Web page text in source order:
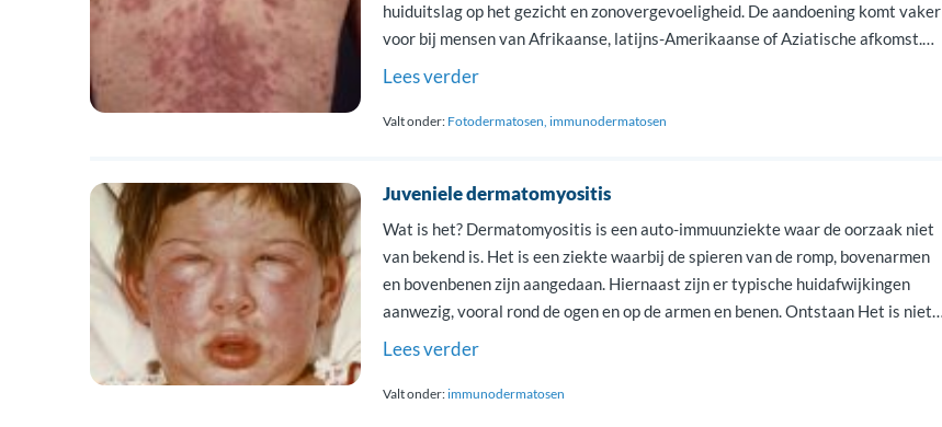
huiduitslag op het gezicht en zonovergevoeligheid. De aandoening komt vaker
voor bij mensen van Afrikaanse, latijns-Amerikaanse of Aziatische afkomst.
Ontstaan De verschijnselen ontstaan door een afweerreactie van het lichaam
antilichamen […]
Lees verder
Valt onder: Fotodermatosen immunodermatosen
Juveniele dermatomyositis
Wat is het? Dermatomyositis is een auto-immuunziekte waar de oorzaak niet
van bekend is. Het is een ziekte waarbij de spieren van de romp, bovenarmen
en bovenbenen zijn aangedaan. Hiernaast zijn er typische huidafwijkingen
aanwezig, vooral rond de ogen en op de armen en benen. Ontstaan Het is niet
geheel duidelijk waardoor de afwijkingen bij […]
Lees verder
Valt onder:immunodermatosen